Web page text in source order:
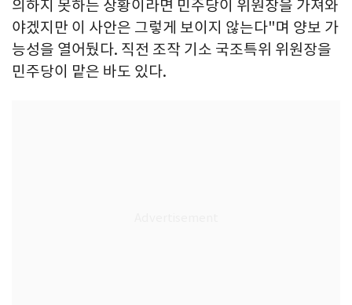
의하지 못하는 상황이라면 민주당이 위원장을 가져와
야겠지만 이 사안은 그렇게 보이지 않는다"며 양보 가
능성을 열어뒀다. 직전 조작 기소 국조특위 위원장을
민주당이 맡은 바도 있다.